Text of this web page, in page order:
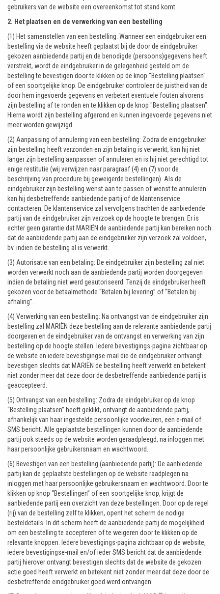
gebruikers van de website een overeenkomst tot stand komt.
2. Het plaatsen en de verwerking van een bestelling
(1) Het samenstellen van een bestelling: Wanneer een eindgebruiker een
bestelling via de website heeft geplaatst bij de door de eindgebruiker
gekozen aanbiedende partij en de benodigde (persoons)gegevens heeft
verstrekt, wordt de eindgebruiker in de gelegenheid gesteld om de
bestelling te bevestigen door te klikken op de knop "Bestelling plaatsen"
of een soortgelijke knop. De eindgebruiker controleer de juistheid van de
door hem ingevoerde gegevens en verbetert eventuele fouten alvorens
zijn bestelling af te ronden en te klikken op de knop "Bestelling plaatsen".
Hierna wordt zijn bestelling afgerond en kunnen ingevoerde gegevens niet
meer worden gewijzigd.
(2) Aanpassing of annulering van een bestelling: Zodra de eindgebruiker
zijn bestelling heeft verzonden en zijn betaling is verwerkt, kan hij niet
langer zijn bestelling aanpassen of annuleren en is hij niet gerechtigd tot
enige restitutie (wij verwijzen naar paragraaf (4) en (7) voor de
beschrijving van procedure bij geweigerde bestellingen). Als de
eindgebruiker zijn bestelling wenst aan te passen of wenst te annuleren
kan hij desbetreffende aanbiedende partij of de klantenservice
contacteren. De klantenservice zal vervolgens trachten de aanbiedende
partij van de eindgebruiker zijn verzoek op de hoogte te brengen. Er is
echter geen garantie dat MARIËN de aanbiedende partij kan bereiken noch
dat de aanbiedende partij aan de eindgebruiker zijn verzoek zal voldoen,
bv. indien de bestelling al is verwerkt.
(3) Autorisatie van een betaling: De eindgebruiker zijn bestelling zal niet
worden verwerkt noch aan de aanbiedende partij worden doorgegeven
indien de betaling niet werd geautoriseerd. Tenzij de eindgebruiker heeft
gekozen voor de betaalmethode “Betalen bij levering” of “Betalen bij
afhaling”.
(4) Verwerking van een bestelling: Na ontvangst van de eindgebruiker zijn
bestelling zal MARIËN deze bestelling aan de relevante aanbiedende partij
doorgeven en de eindgebruiker van de ontvangst en verwerking van zijn
bestelling op de hoogte stellen. Iedere bevestigings-pagina zichtbaar op
de website en iedere bevestigingse-mail die de eindgebruiker ontvangt
bevestigen slechts dat MARIËN de bestelling heeft verwerkt en betekent
niet zonder meer dat deze door de desbetreffende aanbiedende partij is
geaccepteerd.
(5) Ontvangst van een bestelling: Zodra de eindgebruiker op de knop
“Bestelling plaatsen” heeft geklikt, ontvangt de aanbiedende partij,
afhankelijk van haar ingestelde persoonlijke voorkeuren, een e-mail of
SMS bericht. Alle geplaatste bestellingen kunnen door de aanbiedende
partij ook steeds op de website worden geraadpleegd, na inloggen met
haar persoonlijke gebruikersnaam en wachtwoord.
(6) Bevestigen van een bestelling (aanbiedende partij): De aanbiedende
partij kan de geplaatste bestellingen op de website raadplegen na
inloggen met haar persoonlijke gebruikersnaam en wachtwoord. Door te
klikken op knop “Bestellingen” of een soortgelijke knop, krijgt de
aanbiedende partij een overzicht van deze bestellingen. Door op de regel
(rij) van de bestelling zelf te klikken, opent het scherm de nodige
besteldetails. In dit scherm heeft de aanbiedende partij de mogelijkheid
om een bestelling te accepteren of te weigeren door te klikken op de
relevante knoppen. Iedere bevestigings-pagina zichtbaar op de website,
iedere bevestigingse-mail en/of ieder SMS bericht dat de aanbiedende
partij hierover ontvangt bevestigen slechts dat de website de gekozen
actie goed heeft verwerkt en betekent niet zonder meer dat deze door de
desbetreffende eindgebruiker goed werd ontvangen.